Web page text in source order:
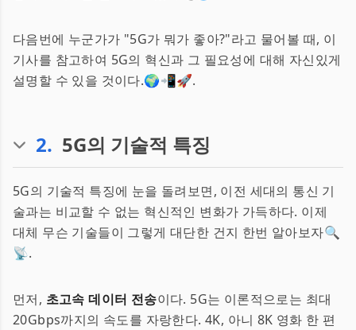
다음번에 누군가가 "5G가 뭐가 좋아?"라고 물어볼 때, 이
기사를 참고하여 5G의 혁신과 그 필요성에 대해 자신있게
설명할 수 있을 것이다.🌍📲🚀.
2. 5G의 기술적 특징
5G의 기술적 특징에 눈을 돌려보면, 이전 세대의 통신 기
술과는 비교할 수 없는 혁신적인 변화가 가득하다. 이제
대체 무슨 기술들이 그렇게 대단한 건지 한번 알아보자🔍
📡.
먼저, 초고속 데이터 전송이다. 5G는 이론적으로는 최대
20Gbps까지의 속도를 자랑한다. 4K, 아니 8K 영화 한 편